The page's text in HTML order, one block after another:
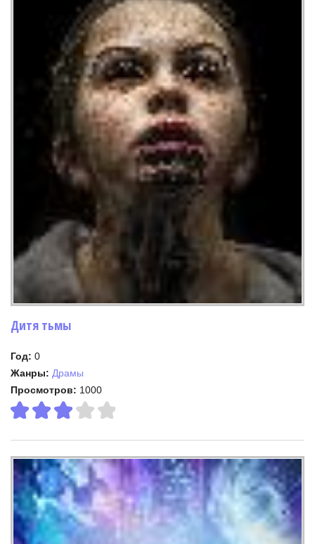
Дитя тьмы
Год: 0
Жанры: Драмы
Просмотров: 1000